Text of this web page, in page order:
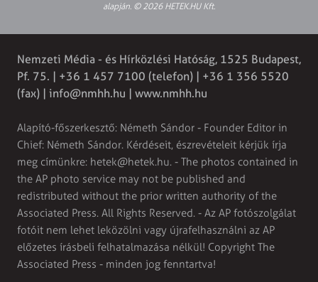
alapján. © 2026 HETEK.HU Kft.
Nemzeti Média - és Hírközlési Hatóság, 1525 Budapest,
Pf. 75. | +36 1 457 7100 (telefon) | +36 1 356 5520
(fax) | info@nmhh.hu | www.nmhh.hu
Alapító-főszerkesztő: Németh Sándor - Founder Editor in
Chief: Németh Sándor. Kérdéseit, észrevételeit kérjük írja
meg címünkre: hetek@hetek.hu. - The photos contained in
the AP photo service may not be published and
redistributed without the prior written authority of the
Associated Press. All Rights Reserved. - Az AP fotószolgálat
fotóit nem lehet leközölni vagy újrafelhasználni az AP
előzetes írásbeli felhatalmazása nélkül! Copyright The
Associated Press - minden jog fenntartva!